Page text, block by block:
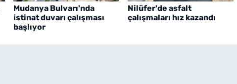
Mudanya Bulvarı'nda
istinat duvarı çalışması
başlıyor
Nilüfer'de asfalt
çalışmaları hız kazandı